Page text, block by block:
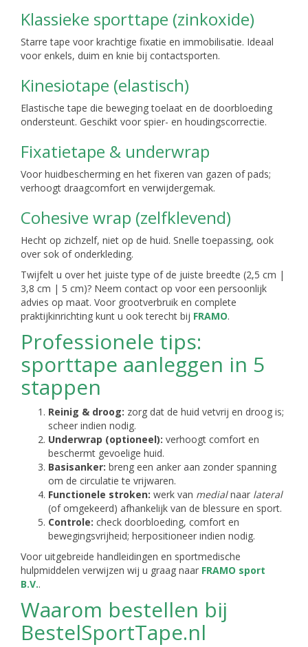
Klassieke sporttape (zinkoxide)
Starre tape voor krachtige fixatie en immobilisatie. Ideaal
voor enkels, duim en knie bij contactsporten.
Kinesiotape (elastisch)
Elastische tape die beweging toelaat en de doorbloeding
ondersteunt. Geschikt voor spier- en houdingscorrectie.
Fixatietape & underwrap
Voor huidbescherming en het fixeren van gazen of pads;
verhoogt draagcomfort en verwijdergemak.
Cohesive wrap (zelfklevend)
Hecht op zichzelf, niet op de huid. Snelle toepassing, ook
over sok of onderkleding.
Twijfelt u over het juiste type of de juiste breedte (2,5 cm |
3,8 cm | 5 cm)? Neem contact op voor een persoonlijk
advies op maat. Voor grootverbruik en complete
praktijkinrichting kunt u ook terecht bij FRAMO.
Professionele tips:
sporttape aanleggen in 5
stappen
Reinig & droog: zorg dat de huid vetvrij en droog is;
scheer indien nodig.
Underwrap (optioneel): verhoogt comfort en
beschermt gevoelige huid.
Basisanker: breng een anker aan zonder spanning
om de circulatie te vrijwaren.
Functionele stroken: werk van medialnaar lateral
(of omgekeerd) afhankelijk van de blessure en sport.
Controle: check doorbloeding, comfort en
bewegingsvrijheid; herpositioneer indien nodig.
Voor uitgebreide handleidingen en sportmedische
hulpmiddelen verwijzen wij u graag naar FRAMO sport
B.V..
Waarom bestellen bij
BestelSportTape.nl